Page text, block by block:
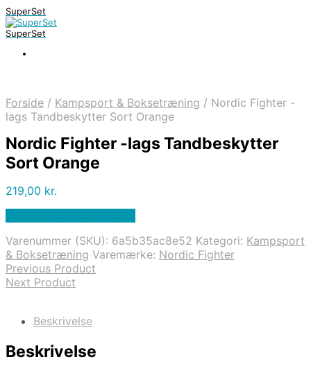
SuperSet
SuperSet
Forside / Kampsport & Boksetræning / Nordic Fighter -
lags Tandbeskytter Sort Orange
Nordic Fighter -lags Tandbeskytter
Sort Orange
219,00 kr.
Varenummer (SKU): 6a5b35ac8e52 Kategori: Kampsport
& Boksetræning Varemærke: Nordic Fighter
Previous Product
Next Product
Beskrivelse
Beskrivelse